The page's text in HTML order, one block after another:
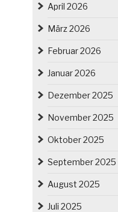
April 2026
März 2026
Februar 2026
Januar 2026
Dezember 2025
November 2025
Oktober 2025
September 2025
August 2025
Juli 2025